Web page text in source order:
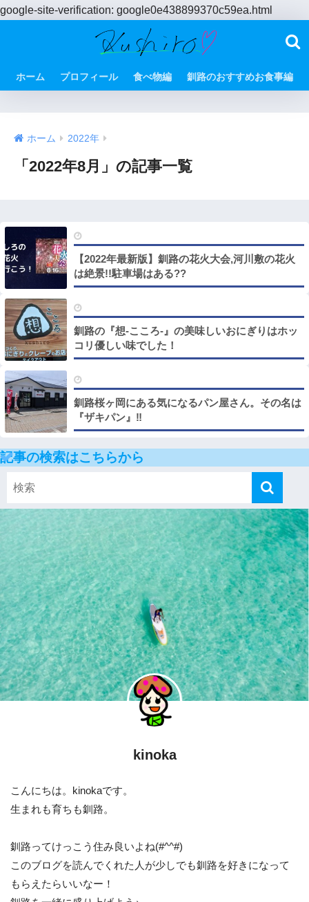
google-site-verification: google0e438899370c59ea.html
ホーム プロフィール 食べ物編 釧路のおすすめお食事編
ホーム 2022年
「2022年8月」の記事一覧
【2022年最新版】釧路の花火大会,河川敷の花火
は絶景!!駐車場はある??
釧路の『想‐こころ‐』の美味しいおにぎりはホッ
コリ優しい味でした！
釧路桜ヶ岡にある気になるパン屋さん。その名は
『ザキパン』‼
記事の検索はこちらから
kinoka
こんにちは。kinokaです。
生まれも育ちも釧路。
釧路ってけっこう住み良いよね(#^^#)
このブログを読んでくれた人が少しでも釧路を好きになって
もらえたらいいなー！